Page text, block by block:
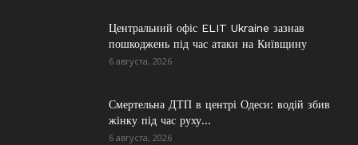
Центральний офіс ELIT Ukraine зазнав
пошкоджень під час атаки на Київщину
6 августа, 2026
Смертельна ДТП в центрі Одеси: водій збив
жінку під час руху...
6 августа, 2026